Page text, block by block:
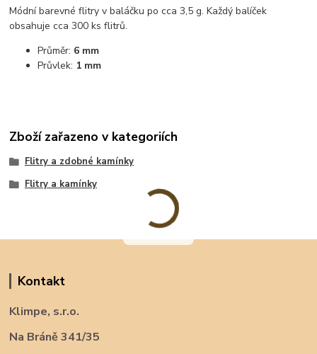
Módní barevné flitry v baláčku po cca 3,5 g. Každý balíček
obsahuje cca 300 ks flitrů.
Průměr: 6 mm
Průvlek: 1 mm
Zboží zařazeno v kategoriích
Flitry a zdobné kamínky
Flitry a kamínky
Kontakt
Klimpe, s.r.o.
Na Bráně 341/35